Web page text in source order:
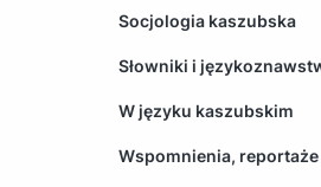
Socjologia kaszubska
Słowniki i
W języku kaszubskim
Wspomnienia,